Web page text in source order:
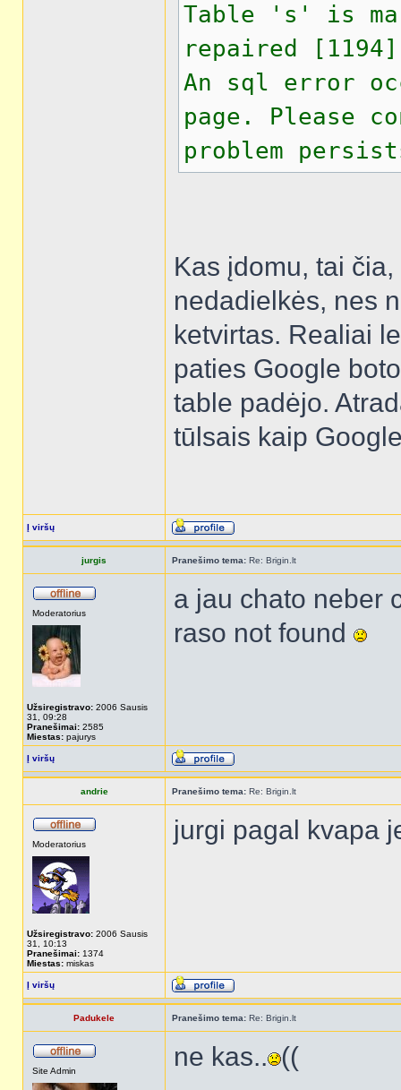
Table 's' is
repaired [1194]
An sql error
page. Please
problem
Kas įdomu, tai
nedadielkės, nes
ketvirtas. Realiai
paties Google
table padėjo.
tūlsais kaip
Į viršų
jurgis Pranešimo tema: Re: Brigin.lt
Moderatorius
Užsiregistravo: 2006 Sausis
31, 09:28
Pranešimai: 2585
Miestas: pajurys
a jau chato neber
raso not found
Į viršų
andrie Pranešimo tema: Re: Brigin.lt
Moderatorius
Užsiregistravo: 2006 Sausis
31, 10:13
Pranešimai: 1374
Miestas: miskas
jurgi pagal kvapa
Į viršų
Padukele Pranešimo tema: Re: Brigin.lt
Site Admin ne kas.. ((